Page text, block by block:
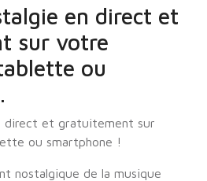
en direct et
sur votre
ou
direct et gratuitement sur
ou smartphone !
nostalgique de la musique